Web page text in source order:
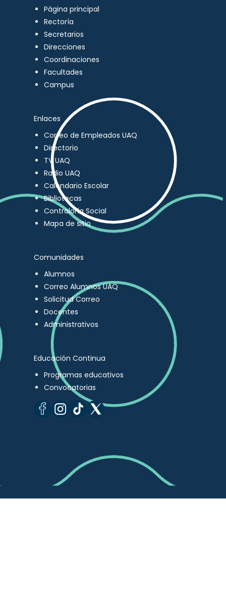
Página principal
Rectoría
Secretarios
Direcciones
Coordinaciones
Facultades
Campus
Enlaces
Correo de Empleados UAQ
Directorio
TV UAQ
Radio UAQ
Calendario Escolar
Bibliotecas
Contraloría Social
Mapa de sitio
Comunidades
Alumnos
Correo Alumnos UAQ
Solicitud Correo
Docentes
Administrativos
Educación Continua
Programas educativos
Convocatorias